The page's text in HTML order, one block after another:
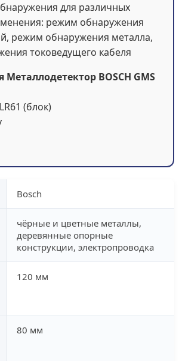
для различных
режим обнаружения
режим обнаружения металла,
токоведущего кабеля
BOSCH GMS
(блок)
Bosch
чёрные и цветные металлы,
деревянные опорные
конструкции, электропроводка
120 мм
80 мм